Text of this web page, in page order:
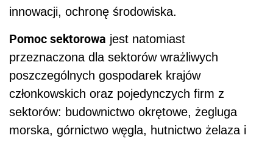
innowacji, ochronę środowiska.
Pomoc sektorowa jest natomiast
przeznaczona dla sektorów wrażliwych
poszczególnych gospodarek krajów
członkowskich oraz pojedynczych firm z
sektorów: budownictwo okrętowe, żegluga
morska, górnictwo węgla, hutnictwo żelaza i